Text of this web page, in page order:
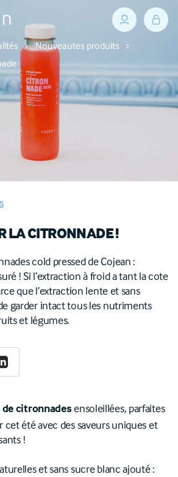
Nouveautes produits
LA CITRONNADE !
cold pressed de Cojean :
! Si l’extraction à froid a tant la cote
que l’extraction lente et sans
garder intact tous les nutriments
et légumes.
citronnadesensoleillées, parfaites
cet été avec des saveurs uniques et
!
et sans sucre blanc ajouté :